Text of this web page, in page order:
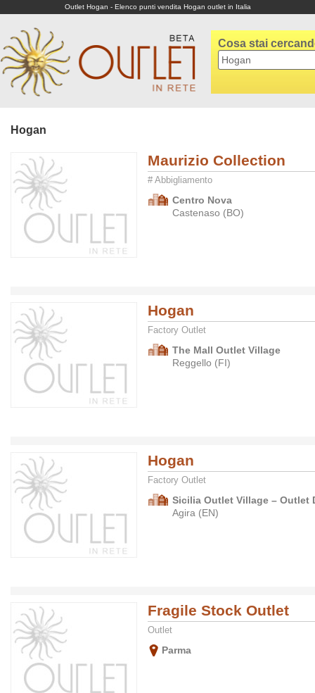
Outlet Hogan - Elenco punti vendita Hogan outlet in Italia
Cosa stai
Hogan
Maurizio Collection
# Abbigliamento
Centro Nova
Castenaso (BO)
Hogan
Factory Outlet
The Mall Outlet Village
Reggello (FI)
Hogan
Factory Outlet
Sicilia Outlet Village – Outlet
Agira (EN)
Fragile Stock Outlet
Outlet
Parma